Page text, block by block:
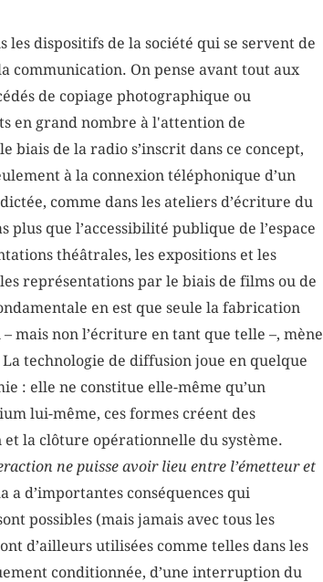
les dispositifs de la société qui se servent de
communication. On pense avant tout aux
de copiage photographique ou
en grand nombre à l'attention de
de la radio s’inscrit dans ce concept,
à la connexion téléphonique d’un
comme dans les ateliers d’écriture du
que l’accessibilité publique de l’espace
théâtrales, les expositions et les
représentations par le biais de films ou de
en est que seule la fabrication
mais non l’écriture en tant que telle –, mène
technologie de diffusion joue en quelque
: elle ne constitue elle-même qu’un
lui-même, ces formes créent des
la clôture opérationnelle du système.
ne puisse avoir lieu entre l’émetteur et
a d’importantes conséquences qui
possibles (mais jamais avec tous les
d’ailleurs utilisées comme telles dans les
conditionnée, d’une interruption du